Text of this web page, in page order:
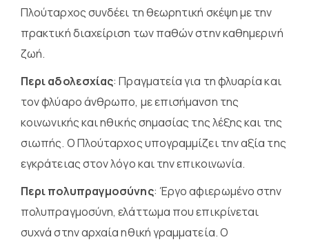
Πλούταρχος συνδέει τη θεωρητική σκέψη με την
πρακτική διαχείριση των παθών στην καθημερινή
ζωή.
Περι αδολεσχίας: Πραγματεία για τη φλυαρία και
τον φλύαρο άνθρωπο, με επισήμανση της
κοινωνικής και ηθικής σημασίας της λέξης και της
σιωπής. Ο Πλούταρχος υπογραμμίζει την αξία της
εγκράτειας στον λόγο και την επικοινωνία.
Περι πολυπραγμοσύνης: Έργο αφιερωμένο στην
πολυπραγμοσύνη, ελάττωμα που επικρίνεται
συχνά στην αρχαία ηθική γραμματεία. Ο